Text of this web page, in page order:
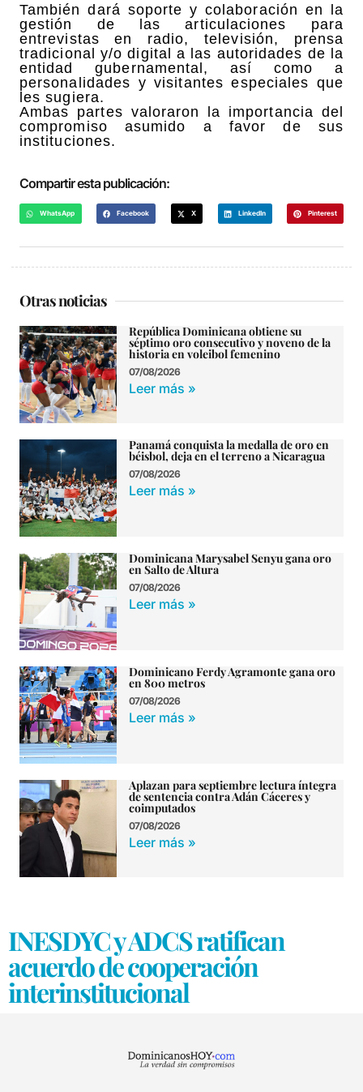
También dará soporte y colaboración en la
gestión de las articulaciones para
entrevistas en radio, televisión, prensa
tradicional y/o digital a las autoridades de la
entidad gubernamental, así como a
personalidades y visitantes especiales que
les sugiera.
Ambas partes valoraron la importancia del
compromiso asumido a favor de sus
instituciones.
Compartir esta publicación:
WhatsApp Facebook X LinkedIn Pinterest
Otras noticias
República Dominicana obtiene su
séptimo oro consecutivo y noveno de la
historia en voleibol femenino
07/08/2026
Leer más »
Panamá conquista la medalla de oro en
béisbol, deja en el terreno a Nicaragua
07/08/2026
Leer más »
Dominicana Marysabel Senyu gana oro
en Salto de Altura
07/08/2026
Leer más »
Dominicano Ferdy Agramonte gana oro
en 800 metros
07/08/2026
Leer más »
Aplazan para septiembre lectura íntegra
de sentencia contra Adán Cáceres y
coimputados
07/08/2026
Leer más »
INESDYC y ADCS ratifican
acuerdo de cooperación
interinstitucional